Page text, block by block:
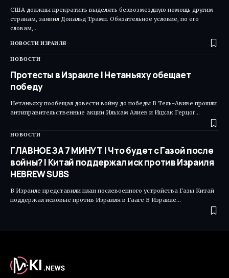
США должны прекратить выделять безвозмездную помощь другим
странам, заявил Дональд Трамп. Обязательное условие, по его
словам,…
НОВОСТИ ИЗРАИЛЯ
НОВОСТИ
Протесты в Израиле | Нетаньяху обещает
победу
Нетаньяху пообещал довести войну до победы В Тель-Авиве прошли
антиправительственные акции Ильхам Алиев и Ицхак Герцог…
НОВОСТИ
ГЛАВНОЕ ЗА 7 МИНУТ | Что будет с Газой после
войны? | Китай поддержал иск против Израиля
HEBREW SUBS
В Израиле представили план послевоенного устройства Газы Китай
поддержал исковые против Израиля в Гааге В Израиле…